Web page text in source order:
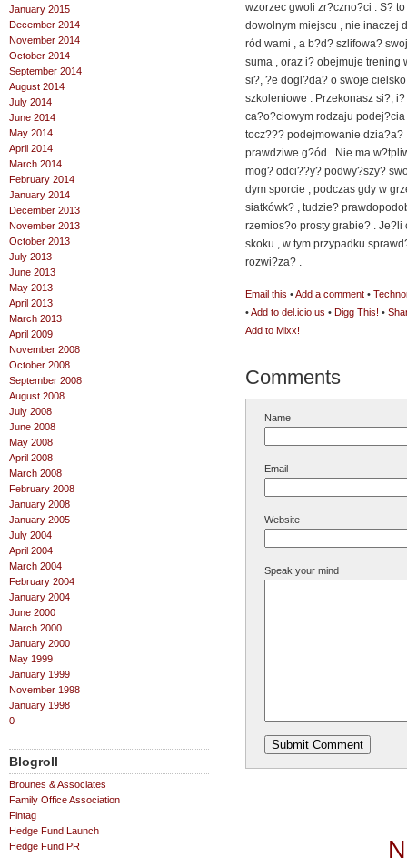
January 2015
December 2014
November 2014
October 2014
September 2014
August 2014
July 2014
June 2014
May 2014
April 2014
March 2014
February 2014
January 2014
December 2013
November 2013
October 2013
July 2013
June 2013
May 2013
April 2013
March 2013
April 2009
November 2008
October 2008
September 2008
August 2008
July 2008
June 2008
May 2008
April 2008
March 2008
February 2008
January 2008
January 2005
July 2004
April 2004
March 2004
February 2004
January 2004
June 2000
March 2000
January 2000
May 1999
January 1999
November 1998
January 1998
0
Blogroll
Brounes & Associates
Family Office Association
Fintag
Hedge Fund Launch
Hedge Fund PR
wzorzec gwoli zr?czno?ci . S?
dowolnym miejscu , nie inaczej
ród wami , a b?d? szlifowa?
suma , oraz i? obejmuje trening
si?, ?e dogl?da? o swoje
szkoleniowe . Przekonasz si?,
ca?o?ciowym rodzaju
tocz??? podejmowanie dzia?a?
prawdziwe g?ód . Nie ma
mog? odci??y? podwy?szy?
dym sporcie , podczas gdy w
siatkówk? , tudzie?
rzemios?o prosty grabie? .
skoku , w tym przypadku
rozwi?za? .
Email this •Add a comment •
•Add to del.icio.us • Digg This! •
Add to Mixx!
Comments
Name
Email
Website
Speak your mind